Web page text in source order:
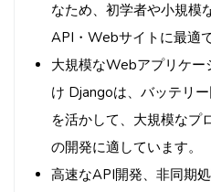
なため、初学者や小規模
API・Webサイトに最適で
大規模なWebアプリケー
け Djangoは、バッテリ
を活かして、大規模なプ
の開発に適しています。
高速なAPI開発、非同期